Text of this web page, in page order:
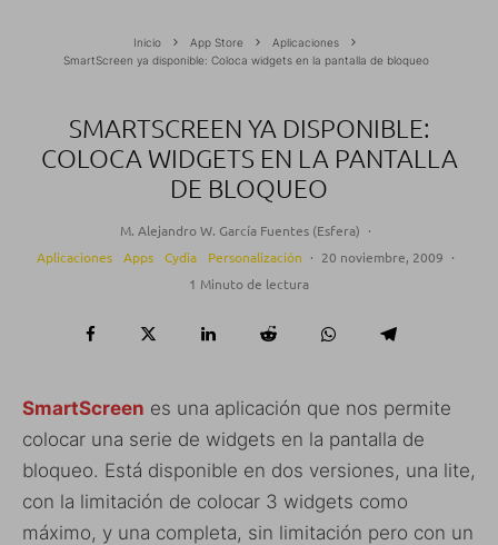
Inicio App Store
Aplicaciones
SmartScreen ya disponible: Coloca widgets en la pantalla de bloqueo
SMARTSCREEN YA DISPONIBLE:
COLOCA WIDGETS EN LA PANTALLA
DE BLOQUEO
M. Alejandro W. García Fuentes (Esfera) ·
Aplicaciones
Apps Cydia Personalización · 20 noviembre, 2009 ·
1 Minuto de lectura
SmartScreen es una aplicación que nos permite
colocar una serie de widgets en la pantalla de
bloqueo. Está disponible en dos versiones, una lite,
con la limitación de colocar 3 widgets como
máximo, y una completa, sin limitación pero con un